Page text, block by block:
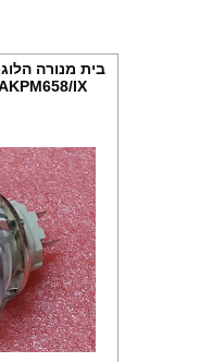
בית מנורה
AKPM658/IX ועוד דגמים, מקט 014413